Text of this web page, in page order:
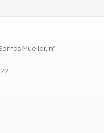
Mueller, nº